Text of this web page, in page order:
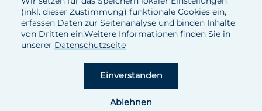
(inkl. dieser Zustimmung) funktionale Cookies ein,
erfassen Daten zur Seitenanalyse und binden Inhalte
von Dritten ein.Weitere Informationen finden Sie in
unserer Datenschutzseite
Einverstanden
Ablehnen